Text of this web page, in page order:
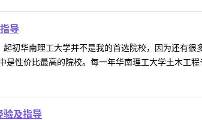
导
初华南理工大学并不是我的首选院校，因为还有很
性价比最高的院校。每一年华南理工大学土木工
验及指导